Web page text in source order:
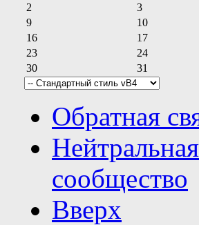
2
3
9
10
16
17
23
24
30
31
Обратная
сообщество
Вверх